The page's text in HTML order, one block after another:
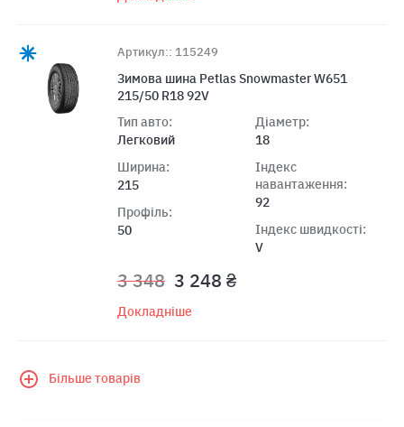
Артикул:: 115249
Зимова шина Petlas Snowmaster W651
215/50 R18 92V
Тип авто:
Легковий
Ширина:
215
Профіль:
50
Діаметр:
18
Індекс
навантаження:
92
Індекс швидкості:
V
3 348 3 248 ₴
Докладніше
Більше товарів